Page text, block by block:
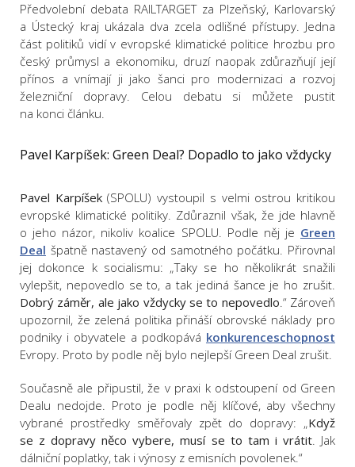
Předvolební debata RAILTARGET za Plzeňský, Karlovarský
a Ústecký kraj ukázala dva zcela odlišné přístupy. Jedna
část politiků vidí v evropské klimatické politice hrozbu pro
český průmysl a ekonomiku, druzí naopak zdůrazňují její
přínos a vnímají ji jako šanci pro modernizaci a rozvoj
železniční dopravy. Celou debatu si můžete pustit
na konci článku.
Pavel Karpíšek: Green Deal? Dopadlo to jako vždycky
Pavel Karpíšek(SPOLU) vystoupil s velmi ostrou kritikou
evropské klimatické politiky. Zdůraznil však, že jde hlavně
o jeho názor, nikoliv koalice SPOLU. Podle něj je Green
Deal špatně nastavený od samotného počátku. Přirovnal
jej dokonce k socialismu: „Taky se ho několikrát snažili
vylepšit, nepovedlo se to, a tak jediná šance je ho zrušit.
Dobrý záměr, ale jako vždycky se to nepovedlo.“ Zároveň
upozornil, že zelená politika přináší obrovské náklady pro
podniky i obyvatele a podkopává konkurenceschopnost
Evropy. Proto by podle něj bylo nejlepší Green Deal zrušit.
Současně ale připustil, že v praxi k odstoupení od Green
Dealu nedojde. Proto je podle něj klíčové, aby všechny
vybrané prostředky směřovaly zpět do dopravy: „Když
se z dopravy něco vybere, musí se to tam i vrátit. Jak
dálniční poplatky, tak i výnosy z emisních povolenek.“